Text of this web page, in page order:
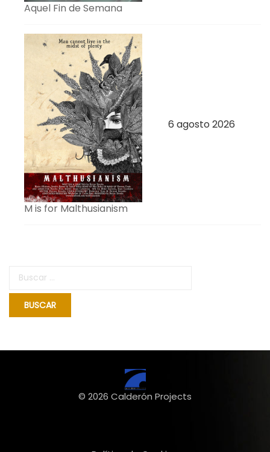
Aquel Fin de Semana
M is for Malthusianism
6 agosto 2026
Buscar:
© 2026 Calderón Projects